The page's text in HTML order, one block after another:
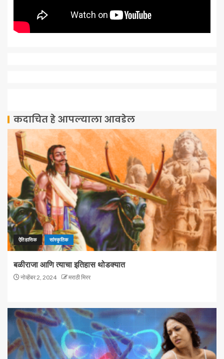
कदाचित हे आपल्याला आवडेल
ऐतिहासिक सांस्कृतिक
बळीराजा आणि त्याचा इतिहास थोडक्यात
नोव्हेंबर 2, 2024 मराठी मिरर